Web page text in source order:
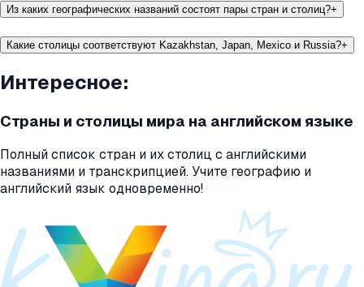
Из каких географических названий состоят пары стран и столиц?+
Какие столицы соответствуют Kazakhstan, Japan, Mexico и Russia?+
Интересное:
Страны и столицы мира на английском языке
Полный список стран и их столиц с английскими
названиями и транскрипцией. Учите географию и
английский язык одновременно!